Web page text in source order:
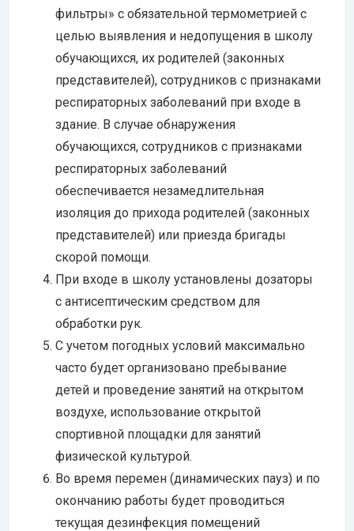
фильтры» с обязательной термометрией с
целью выявления и недопущения в школу
обучающихся, их родителей (законных
представителей), сотрудников с признаками
респираторных заболеваний при входе в
здание. В случае обнаружения
обучающихся, сотрудников с признаками
респираторных заболеваний
обеспечивается незамедлительная
изоляция до прихода родителей (законных
представителей) или приезда бригады
скорой помощи.
При входе в школу установлены дозаторы
с антисептическим средством для
обработки рук.
С учетом погодных условий максимально
часто будет организовано пребывание
детей и проведение занятий на открытом
воздухе, использование открытой
спортивной площадки для занятий
физической культурой.
Во время перемен (динамических пауз) и по
окончанию работы будет проводиться
текущая дезинфекция помещений